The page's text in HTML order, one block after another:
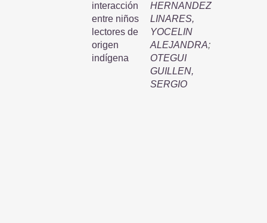
interacción
entre niños
lectores de
origen
indígena
HERNANDEZ
LINARES,
YOCELIN
ALEJANDRA;
OTEGUI
GUILLEN,
SERGIO